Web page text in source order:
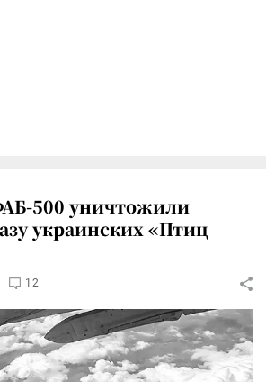
500 уничтожили
украинских «Птиц
12